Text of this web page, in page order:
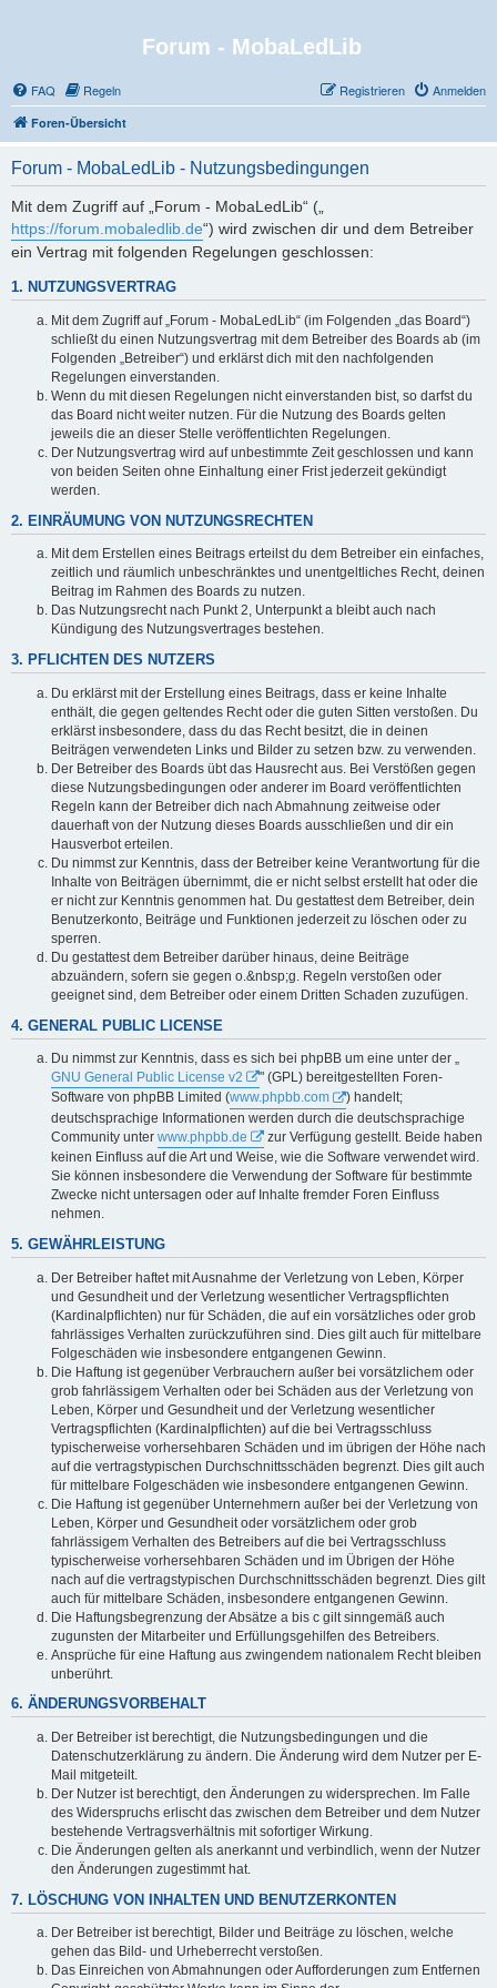
Forum - MobaLedLib
FAQ Regeln Anmelden
Registrieren
Foren-Übersicht
Forum - MobaLedLib - Nutzungsbedingungen
Mit dem Zugriff auf „Forum - MobaLedLib“ („
https://forum.mobaledlib.de“) wird zwischen dir und dem Betreiber
ein Vertrag mit folgenden Regelungen geschlossen:
1. NUTZUNGSVERTRAG
Mit dem Zugriff auf „Forum - MobaLedLib“ (im Folgenden „das Board“)
schließt du einen Nutzungsvertrag mit dem Betreiber des Boards ab (im
Folgenden „Betreiber“) und erklärst dich mit den nachfolgenden
Regelungen einverstanden.
Wenn du mit diesen Regelungen nicht einverstanden bist, so darfst du
das Board nicht weiter nutzen. Für die Nutzung des Boards gelten
jeweils die an dieser Stelle veröffentlichten Regelungen.
Der Nutzungsvertrag wird auf unbestimmte Zeit geschlossen und kann
von beiden Seiten ohne Einhaltung einer Frist jederzeit gekündigt
werden.
2. EINRÄUMUNG VON NUTZUNGSRECHTEN
Mit dem Erstellen eines Beitrags erteilst du dem Betreiber ein einfaches,
zeitlich und räumlich unbeschränktes und unentgeltliches Recht, deinen
Beitrag im Rahmen des Boards zu nutzen.
Das Nutzungsrecht nach Punkt 2, Unterpunkt a bleibt auch nach
Kündigung des Nutzungsvertrages bestehen.
3. PFLICHTEN DES NUTZERS
Du erklärst mit der Erstellung eines Beitrags, dass er keine Inhalte
enthält, die gegen geltendes Recht oder die guten Sitten verstoßen. Du
erklärst insbesondere, dass du das Recht besitzt, die in deinen
Beiträgen verwendeten Links und Bilder zu setzen bzw. zu verwenden.
Der Betreiber des Boards übt das Hausrecht aus. Bei Verstößen gegen
diese Nutzungsbedingungen oder anderer im Board veröffentlichten
Regeln kann der Betreiber dich nach Abmahnung zeitweise oder
dauerhaft von der Nutzung dieses Boards ausschließen und dir ein
Hausverbot erteilen.
Du nimmst zur Kenntnis, dass der Betreiber keine Verantwortung für die
Inhalte von Beiträgen übernimmt, die er nicht selbst erstellt hat oder die
er nicht zur Kenntnis genommen hat. Du gestattest dem Betreiber, dein
Benutzerkonto, Beiträge und Funktionen jederzeit zu löschen oder zu
sperren.
Du gestattest dem Betreiber darüber hinaus, deine Beiträge
abzuändern, sofern sie gegen o.&nbsp;g. Regeln verstoßen oder
geeignet sind, dem Betreiber oder einem Dritten Schaden zuzufügen.
4. GENERAL PUBLIC LICENSE
Du nimmst zur Kenntnis, dass es sich bei phpBB um eine unter der „
GNU General Public License v2
" (GPL) bereitgestellten Foren-
Software von phpBB Limited (www.phpbb.com
) handelt;
deutschsprachige Informationen werden durch die deutschsprachige
Community unter www.phpbb.de
zur Verfügung gestellt. Beide haben
keinen Einfluss auf die Art und Weise, wie die Software verwendet wird.
Sie können insbesondere die Verwendung der Software für bestimmte
Zwecke nicht untersagen oder auf Inhalte fremder Foren Einfluss
nehmen.
5. GEWÄHRLEISTUNG
Der Betreiber haftet mit Ausnahme der Verletzung von Leben, Körper
und Gesundheit und der Verletzung wesentlicher Vertragspflichten
(Kardinalpflichten) nur für Schäden, die auf ein vorsätzliches oder grob
fahrlässiges Verhalten zurückzuführen sind. Dies gilt auch für mittelbare
Folgeschäden wie insbesondere entgangenen Gewinn.
Die Haftung ist gegenüber Verbrauchern außer bei vorsätzlichem oder
grob fahrlässigem Verhalten oder bei Schäden aus der Verletzung von
Leben, Körper und Gesundheit und der Verletzung wesentlicher
Vertragspflichten (Kardinalpflichten) auf die bei Vertragsschluss
typischerweise vorhersehbaren Schäden und im übrigen der Höhe nach
auf die vertragstypischen Durchschnittsschäden begrenzt. Dies gilt auch
für mittelbare Folgeschäden wie insbesondere entgangenen Gewinn.
Die Haftung ist gegenüber Unternehmern außer bei der Verletzung von
Leben, Körper und Gesundheit oder vorsätzlichem oder grob
fahrlässigem Verhalten des Betreibers auf die bei Vertragsschluss
typischerweise vorhersehbaren Schäden und im Übrigen der Höhe
nach auf die vertragstypischen Durchschnittsschäden begrenzt. Dies gilt
auch für mittelbare Schäden, insbesondere entgangenen Gewinn.
Die Haftungsbegrenzung der Absätze a bis c gilt sinngemäß auch
zugunsten der Mitarbeiter und Erfüllungsgehilfen des Betreibers.
Ansprüche für eine Haftung aus zwingendem nationalem Recht bleiben
unberührt.
6. ÄNDERUNGSVORBEHALT
Der Betreiber ist berechtigt, die Nutzungsbedingungen und die
Datenschutzerklärung zu ändern. Die Änderung wird dem Nutzer per E-
Mail mitgeteilt.
Der Nutzer ist berechtigt, den Änderungen zu widersprechen. Im Falle
des Widerspruchs erlischt das zwischen dem Betreiber und dem Nutzer
bestehende Vertragsverhältnis mit sofortiger Wirkung.
Die Änderungen gelten als anerkannt und verbindlich, wenn der Nutzer
den Änderungen zugestimmt hat.
7. LÖSCHUNG VON INHALTEN UND BENUTZERKONTEN
Der Betreiber ist berechtigt, Bilder und Beiträge zu löschen, welche
gehen das Bild- und Urheberrecht verstoßen.
Das Einreichen von Abmahnungen oder Aufforderungen zum Entfernen